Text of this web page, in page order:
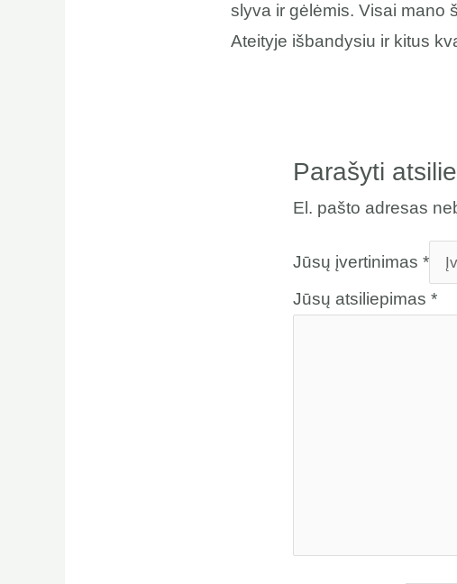
slyva ir gėlėmis. Visai mano
Ateityje išbandysiu ir kitus
Parašyti
El. pašto adresas
Jūsų įvertinimas*
Jūsų atsiliepimas*